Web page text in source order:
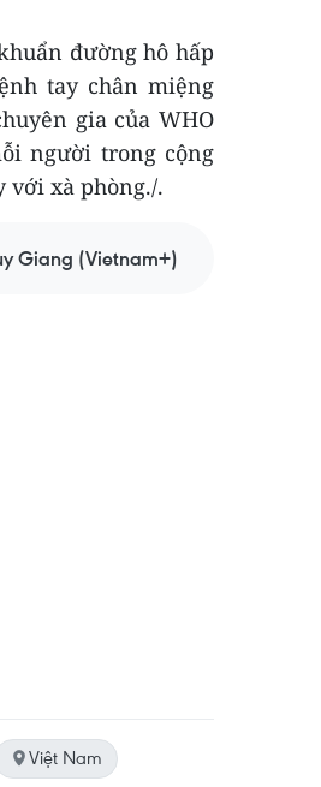
đường hô hấp
tay chân miệng
gia của WHO
người trong cộng
với xà phòng./.
Giang (Vietnam+)
Việt Nam